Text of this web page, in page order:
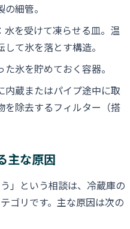
細管。
水を受けて凍らせる皿。温
て氷を落とす構造。
た氷を貯めておく容器。
内蔵またはパイプ途中に取
を除去するフィルター（搭
主な原因
」という相談は、冷蔵庫の
ゴリです。主な原因は次の